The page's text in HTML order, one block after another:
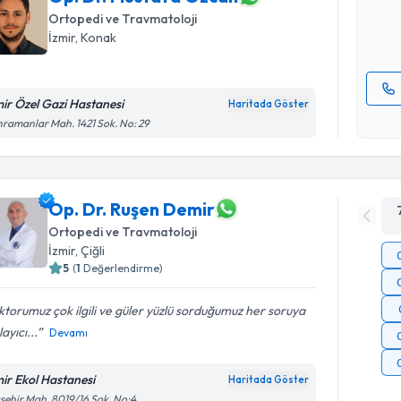
Ortopedi ve Travmatoloji
İzmir, Konak
Özel Gazi Hastanesi Haritada Göster
Mah. 1421 Sok. No: 29
Op. Dr. Ruşen Demir
Ortopedi ve Travmatoloji
İzmir, Çiğli
5 (1 Değerlendirme)
çok ilgili ve güler yüzlü sorduğumuz her soruya
Devamı
Ekol Hastanesi Haritada Göster